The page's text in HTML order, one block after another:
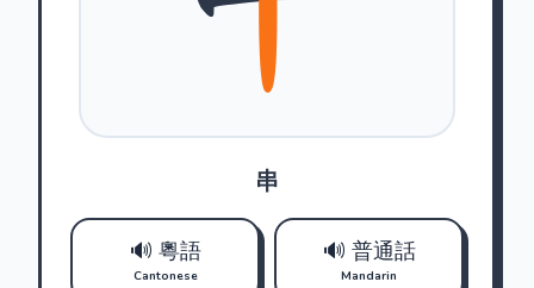
串
🔊 粵語
Cantonese
🔊 普通話
Mandarin